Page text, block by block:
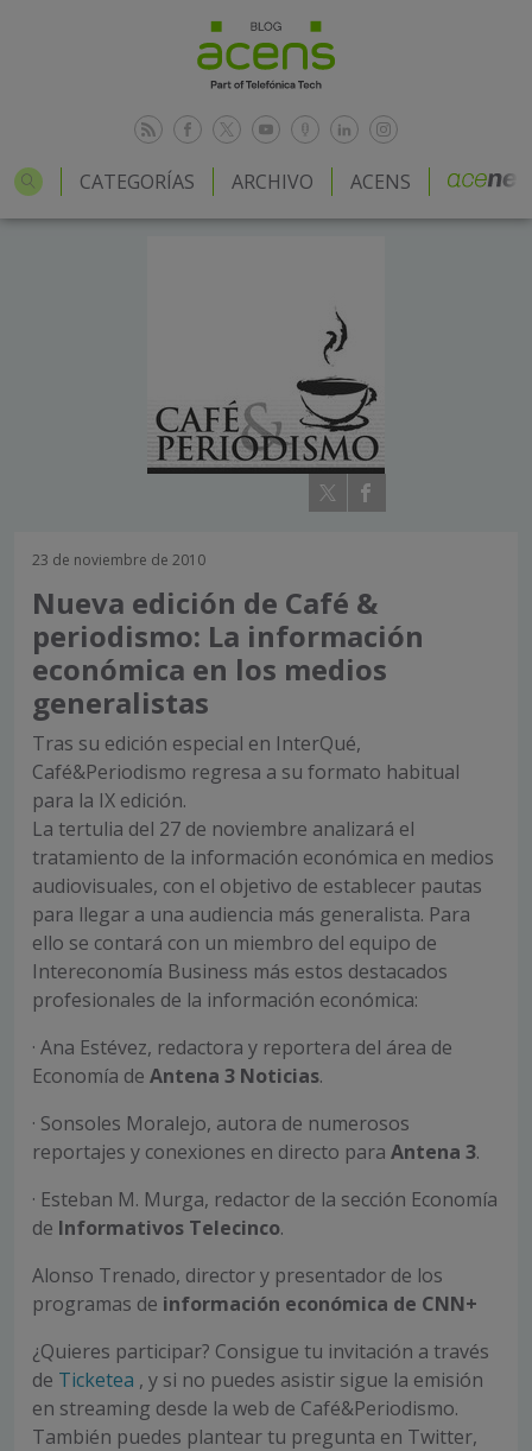
CATEGORÍAS ARCHIVO ACENS
23 de noviembre de 2010
Nueva edición de Café &
periodismo: La información
económica en los medios
generalistas
Tras su edición especial en InterQué,
Café&Periodismo regresa a su formato habitual
para la IX edición.
La tertulia del 27 de noviembre analizará el
tratamiento de la información económica en medios
audiovisuales, con el objetivo de establecer pautas
para llegar a una audiencia más generalista. Para
ello se contará con un miembro del equipo de
Intereconomía Business más estos destacados
profesionales de la información económica:
· Ana Estévez, redactora y reportera del área de
Economía de Antena 3 Noticias.
· Sonsoles Moralejo, autora de numerosos
reportajes y conexiones en directo para Antena 3.
· Esteban M. Murga, redactor de la sección Economía
de Informativos Telecinco.
Alonso Trenado, director y presentador de los
programas de información económica de CNN+
¿Quieres participar? Consigue tu invitación a través
de Ticketea , y si no puedes asistir sigue la emisión
en streaming desde la web de Café&Periodismo.
También puedes plantear tu pregunta en Twitter,